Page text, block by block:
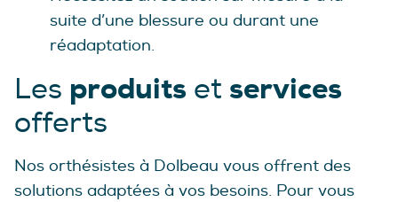
suite d’une blessure ou durant une
réadaptation.
Les produits et services
offerts
Nos orthésistes à Dolbeau vous offrent des
solutions adaptées à vos besoins. Pour vous